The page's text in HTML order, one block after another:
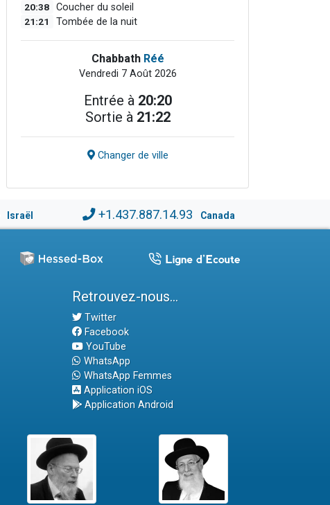
20:38 Coucher du soleil
21:21 Tombée de la nuit
Chabbath Réé
Vendredi 7 Août 2026
Entrée à 20:20
Sortie à 21:22
Changer de ville
Israël +1.437.887.14.93 Canada
Retrouvez-nous...
Twitter
Facebook
YouTube
WhatsApp
WhatsApp Femmes
Application iOS
Application Android